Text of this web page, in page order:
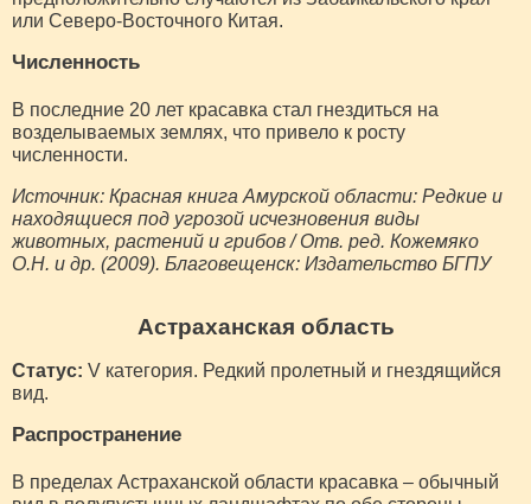
или Северо-Восточного Китая.
Численность
В последние 20 лет красавка стал гнездиться на
возделываемых землях, что привело к росту
численности.
Источник: Красная книга Амурской области: Редкие и
находящиеся под угрозой исчезновения виды
животных, растений и грибов / Отв. ред. Кожемяко
О.Н. и др. (2009). Благовещенск: Издательство БГПУ
Астраханская область
Статус: V категория. Редкий пролетный и гнездящийся
вид.
Распространение
В пределах Астраханской области красавка – обычный